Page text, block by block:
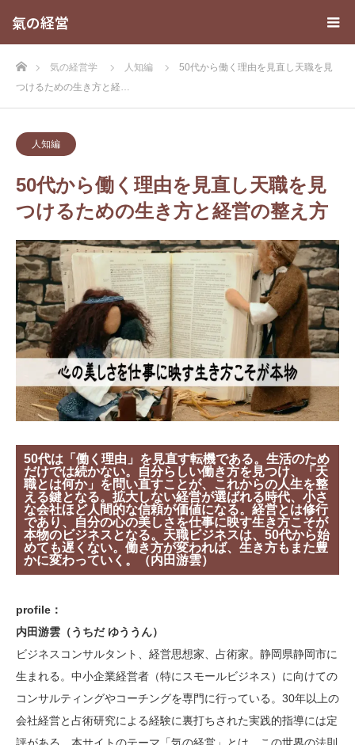
氣の経営
ホーム気の経営学 人知編
50代から働く理由を見直し天職を見
つけるための生き方と経…
人知編
50代から働く理由を見直し天職を見
つけるための生き方と経営の整え方
50代は「働く理由」を見直す転機である。生活のため
だけでは続かない。自分らしい働き方を見つけ、「天
職とは何か」を問い直すことが、これからの人生を整
える鍵となる。拡大しない経営が選ばれる時代、小さ
な会社ほど人間的な信頼が価値になる。経営とは修行
であり、自分の心の美しさを仕事に映す生き方こそが
本物のビジネスとなる。天職ビジネスは、50代から始
めても遅くない。働き方が変われば、生き方もまた豊
かに変わっていく。（内田游雲）
profile：
内田游雲（うちだ ゆううん）
ビジネスコンサルタント、経営思想家、占術家。静岡県静岡市に
生まれる。中小企業経営者（特にスモールビジネス）に向けての
コンサルティングやコーチングを専門に行っている。30年以上の
会社経営と占術研究による経験に裏打ちされた実践的指導には定